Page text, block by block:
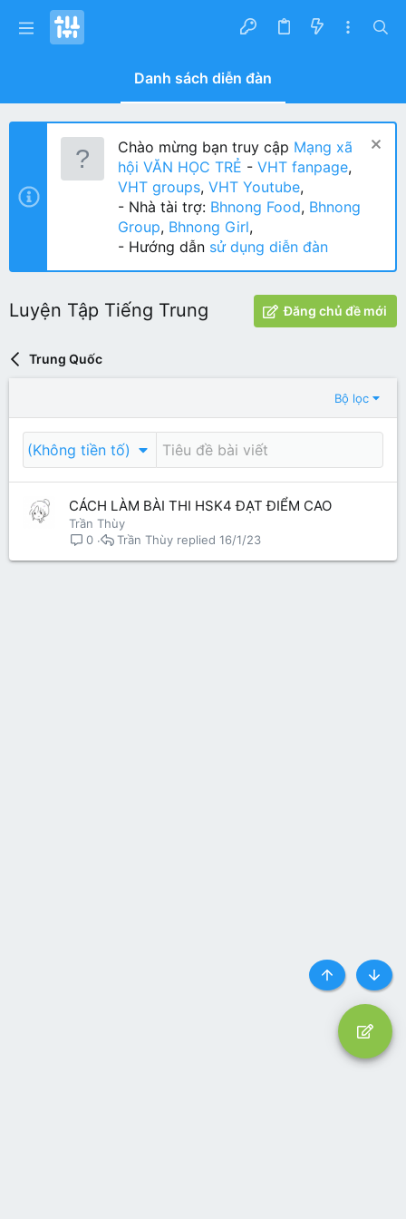
Danh sách diễn đàn
Chào mừng bạn truy cập Mạng xã
hội VĂN HỌC TRẺ - VHT fanpage,
VHT groups, VHT Youtube,
- Nhà tài trợ: Bhnong Food, Bhnong
Group, Bhnong Girl,
- Hướng dẫn sử dụng diễn đàn
Luyện Tập Tiếng Trung Đăng chủ đề mới
Trung Quốc
Bộ lọc
(Không tiền tố)
CÁCH LÀM BÀI THI HSK4 ĐẠT ĐIỂM CAO
Trần Thùy
0
16/1/23
Trần Thùy
Top